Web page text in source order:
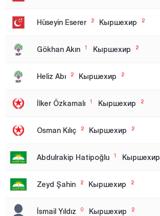
Балыкесир
Бартын
Байбурт
Биледжик
Битлис
Болу
Бурса
Hüseyin Eserer 2 Кыршехир 2
Gökhan Akın 1 Кыршехир 2
Heliz Abı 2 Кыршехир 2
İlker Özkamalı 1 Кыршехир 2
Osman Kılıç 2 Кыршехир 2
Abdulrakip Hatipoğlu 1 Кыршехир
Zeyd Şahin 2 Кыршехир 2
İsmail Yıldız 0 Кыршехир 2